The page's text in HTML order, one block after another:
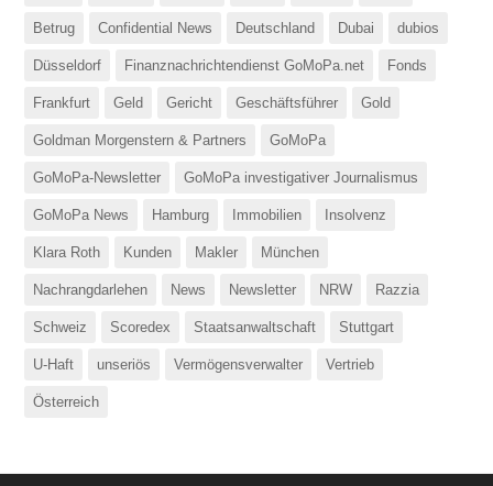
Betrug Confidential News Deutschland Dubai dubios
Düsseldorf Finanznachrichtendienst GoMoPa.net Fonds
Frankfurt Geld Gericht Geschäftsführer Gold
Goldman Morgenstern & Partners GoMoPa
GoMoPa-Newsletter GoMoPa investigativer Journalismus
GoMoPa News Hamburg Immobilien Insolvenz
Klara Roth Kunden Makler München
Nachrangdarlehen News Newsletter NRW Razzia
Schweiz Scoredex Staatsanwaltschaft Stuttgart
U-Haft unseriös Vermögensverwalter Vertrieb
Österreich